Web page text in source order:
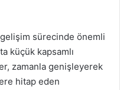
sürecinde önemli
küçük kapsamlı
zamanla genişleyerek
hitap eden